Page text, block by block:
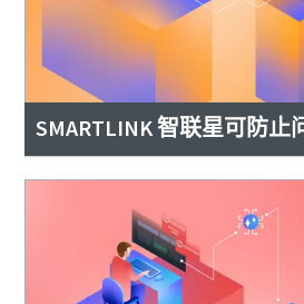
SMARTLINK 智联星可防止